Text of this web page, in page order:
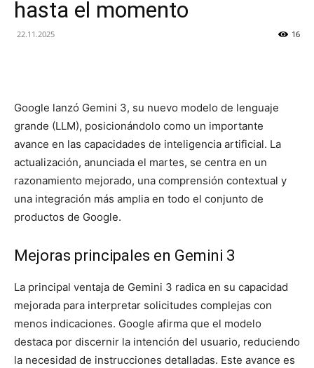
hasta el momento
22.11.2025 16
Google lanzó Gemini 3, su nuevo modelo de lenguaje
grande (LLM), posicionándolo como un importante
avance en las capacidades de inteligencia artificial. La
actualización, anunciada el martes, se centra en un
razonamiento mejorado, una comprensión contextual y
una integración más amplia en todo el conjunto de
productos de Google.
Mejoras principales en Gemini 3
La principal ventaja de Gemini 3 radica en su capacidad
mejorada para interpretar solicitudes complejas con
menos indicaciones. Google afirma que el modelo
destaca por discernir la intención del usuario, reduciendo
la necesidad de instrucciones detalladas. Este avance es